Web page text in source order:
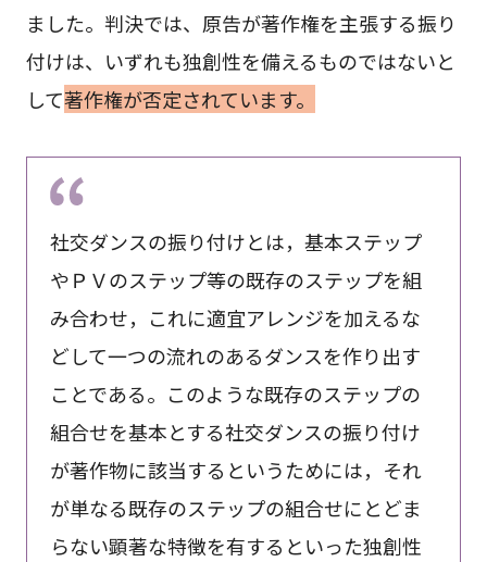
ました。判決では、原告が著作権を主張する振り
付けは、いずれも独創性を備えるものではないと
して著作権が否定されています。
社交ダンスの振り付けとは，基本ステップ
やＰＶのステップ等の既存のステップを組
み合わせ，これに適宜アレンジを加えるな
どして一つの流れのあるダンスを作り出す
ことである。このような既存のステップの
組合せを基本とする社交ダンスの振り付け
が著作物に該当するというためには，それ
が単なる既存のステップの組合せにとどま
らない顕著な特徴を有するといった独創性